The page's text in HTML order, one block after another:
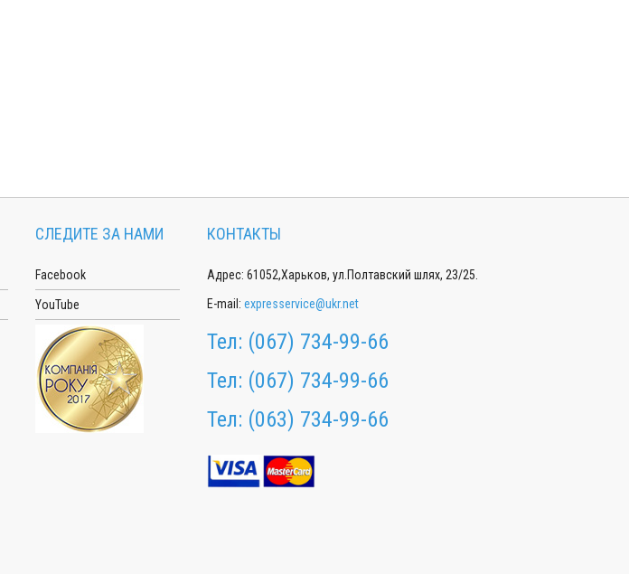
СЛЕДИТЕ ЗА НАМИ
Facebook
YouTube
КОНТАКТЫ
Адрес: 61052,Харьков, ул.Полтавский шлях, 23/25.
E-mail: expresservice@ukr.net
Тел: (067) 734-99-66
Тел: (067) 734-99-66
Тел: (063) 734-99-66